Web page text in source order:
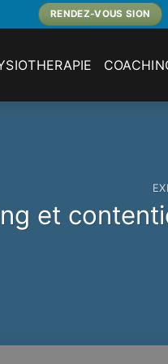
RENDEZ-VOUS SION
et